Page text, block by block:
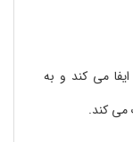
می کند و به
می کند.